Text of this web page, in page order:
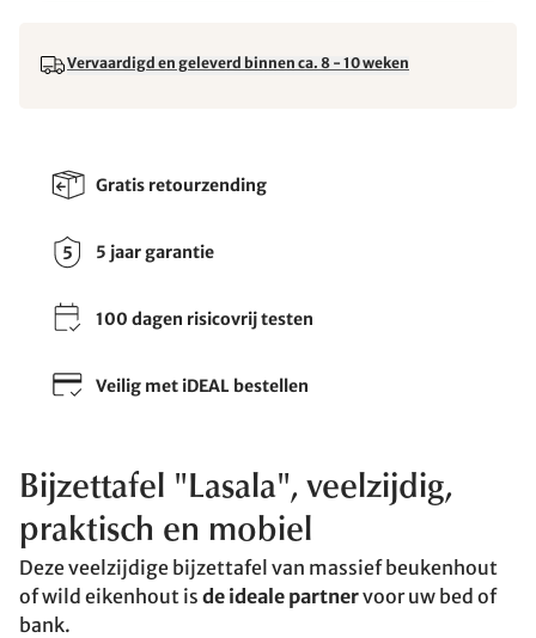
Vervaardigd en geleverd binnen ca. 8 - 10 weken
Gratis retourzending
5 jaar garantie
100 dagen risicovrij testen
Veilig met iDEAL bestellen
Bijzettafel "Lasala", veelzijdig,
praktisch en mobiel
Deze veelzijdige bijzettafel van massief beukenhout
of wild eikenhout is de ideale partnervoor uw bed of
bank.